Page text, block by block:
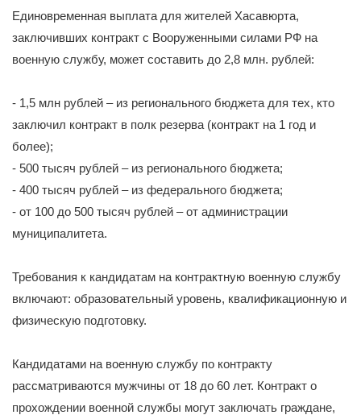
Единовременная выплата для жителей Хасавюрта,
заключивших контракт с Вооруженными силами РФ на
военную службу, может составить до 2,8 млн. рублей:
- 1,5 млн рублей – из регионального бюджета для тех, кто
заключил контракт в полк резерва (контракт на 1 год и
более);
- 500 тысяч рублей – из регионального бюджета;
- 400 тысяч рублей – из федерального бюджета;
- от 100 до 500 тысяч рублей – от администрации
муниципалитета.
Требования к кандидатам на контрактную военную службу
включают: образовательный уровень, квалификационную и
физическую подготовку.
Кандидатами на военную службу по контракту
рассматриваются мужчины от 18 до 60 лет. Контракт о
прохождении военной службы могут заключать граждане,